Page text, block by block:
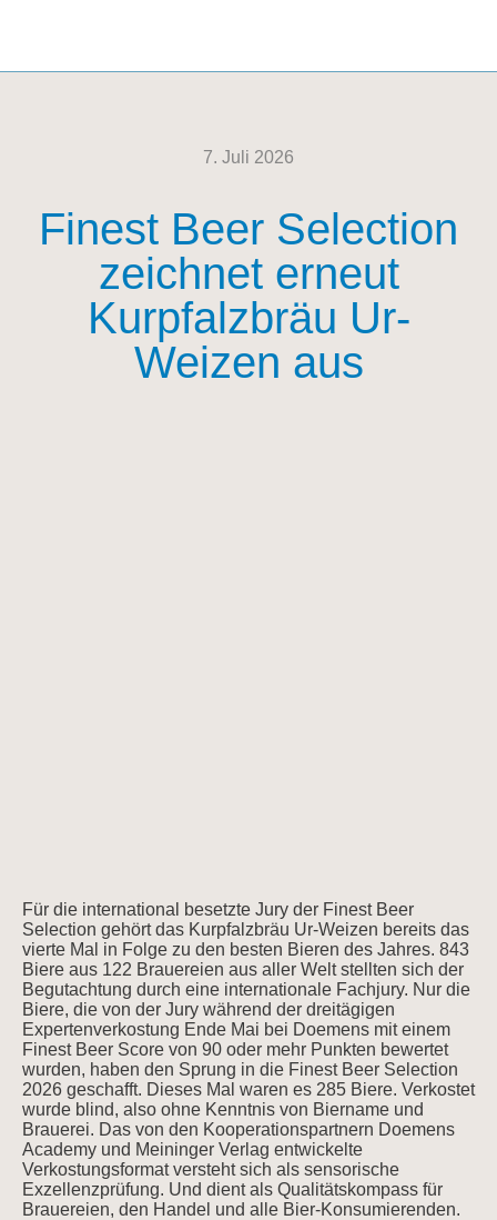
7. Juli 2026
Finest Beer Selection
zeichnet erneut
Kurpfalzbräu Ur-
Weizen aus
Für die international besetzte Jury der Finest Beer
Selection gehört das Kurpfalzbräu Ur-Weizen bereits das
vierte Mal in Folge zu den besten Bieren des Jahres. 843
Biere aus 122 Brauereien aus aller Welt stellten sich der
Begutachtung durch eine internationale Fachjury. Nur die
Biere, die von der Jury während der dreitägigen
Expertenverkostung Ende Mai bei Doemens mit einem
Finest Beer Score von 90 oder mehr Punkten bewertet
wurden, haben den Sprung in die Finest Beer Selection
2026 geschafft. Dieses Mal waren es 285 Biere. Verkostet
wurde blind, also ohne Kenntnis von Biername und
Brauerei. Das von den Kooperationspartnern Doemens
Academy und Meininger Verlag entwickelte
Verkostungsformat versteht sich als sensorische
Exzellenzprüfung. Und dient als Qualitätskompass für
Brauereien, den Handel und alle Bier-Konsumierenden.